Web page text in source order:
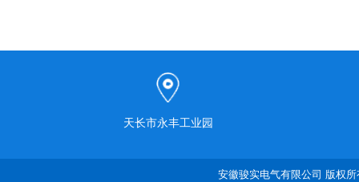
天长市永丰工业园
安徽骏实电气有限公司 版权